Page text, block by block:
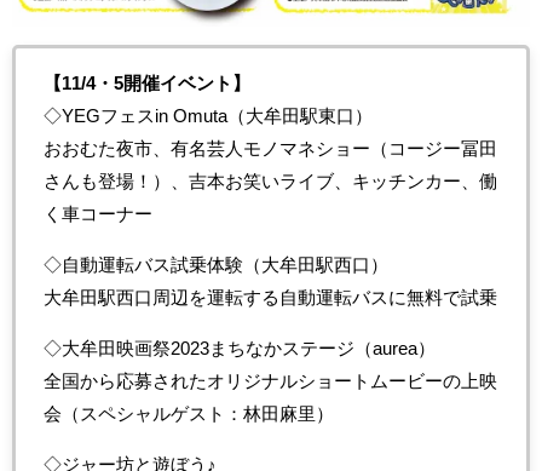
【11/4・5開催イベント】
◇YEGフェスin Omuta（大牟田駅東口）
おおむた夜市、有名芸人モノマネショー（コージー冨田
さんも登場！）、吉本お笑いライブ、キッチンカー、働
く車コーナー
◇自動運転バス試乗体験（大牟田駅西口）
大牟田駅西口周辺を運転する自動運転バスに無料で試乗
◇大牟田映画祭2023まちなかステージ（aurea）
全国から応募されたオリジナルショートムービーの上映
会（スペシャルゲスト：林田麻里）
◇ジャー坊と遊ぼう♪